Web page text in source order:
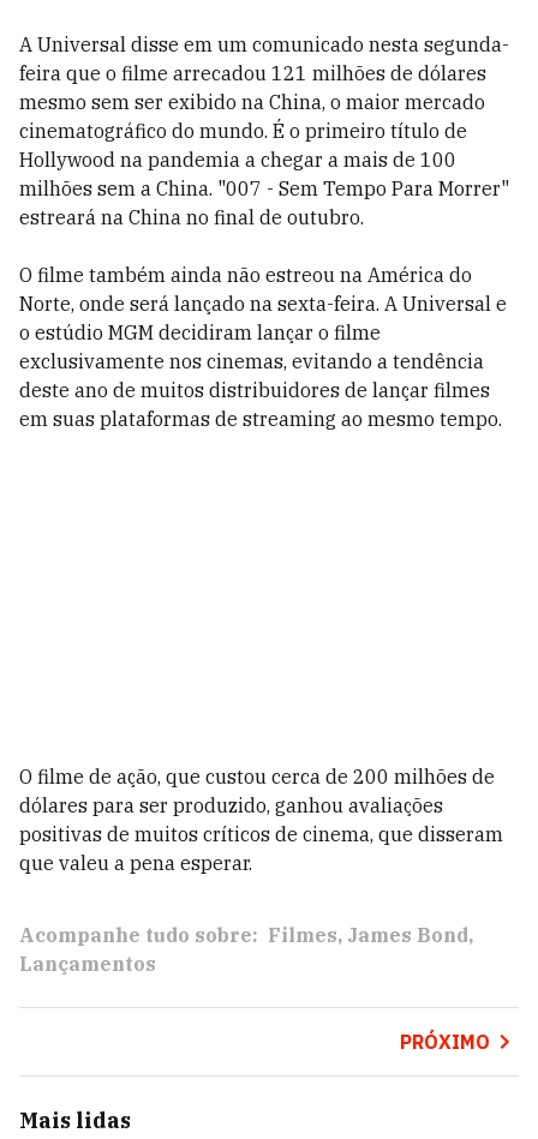
A Universal disse em um comunicado nesta segunda-
feira que o filme arrecadou 121 milhões de dólares
mesmo sem ser exibido na China, o maior mercado
cinematográfico do mundo. É o primeiro título de
Hollywood na pandemia a chegar a mais de 100
milhões sem a China. "007 - Sem Tempo Para Morrer"
estreará na China no final de outubro.
O filme também ainda não estreou na América do
Norte, onde será lançado na sexta-feira. A Universal e
o estúdio MGM decidiram lançar o filme
exclusivamente nos cinemas, evitando a tendência
deste ano de muitos distribuidores de lançar filmes
em suas plataformas de streaming ao mesmo tempo.
O filme de ação, que custou cerca de 200 milhões de
dólares para ser produzido, ganhou avaliações
positivas de muitos críticos de cinema, que disseram
que valeu a pena esperar.
Acompanhe tudo sobre: Filmes James Bond
Lançamentos
PRÓXIMO
Mais lidas